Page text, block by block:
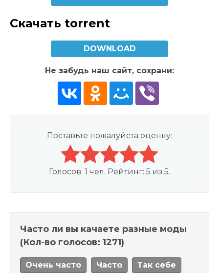
Скачать torrent
DOWNLOAD
Не забудь наш сайт, сохрани:
Поставьте пожалуйста оценку:
Голосов: 1 чел. Рейтинг: 5 из 5.
Часто ли вы качаете разные моды
(Кол-во голосов: 1271)
Очень часто Часто Так себе